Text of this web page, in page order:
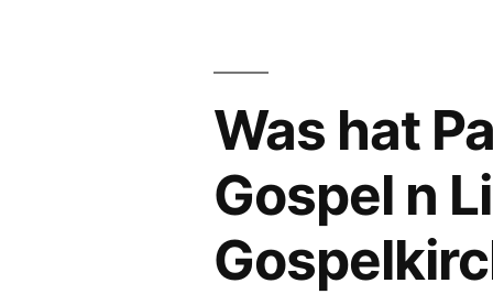
Was hat
Gospel n